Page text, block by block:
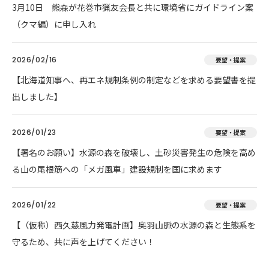
3月10日 熊森が花巻市猟友会長と共に環境省にガイドライン案
（クマ編）に申し入れ
2026/02/16 要望・提案
【北海道知事へ、再エネ規制条例の制定などを求める要望書を提
出しました】
2026/01/23 要望・提案
【署名のお願い】水源の森を破壊し、土砂災害発生の危険を高め
る山の尾根筋への「メガ風車」建設規制を国に求めます
2026/01/22 要望・提案
【（仮称）西久慈風力発電計画】奥羽山脈の水源の森と生態系を
守るため、共に声を上げてください！